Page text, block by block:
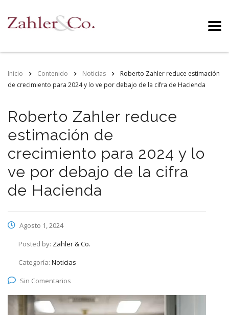
Inicio Contenido Noticias
Roberto Zahler reduce estimación
de crecimiento para 2024 y lo ve por debajo de la cifra de Hacienda
Roberto Zahler reduce
estimación de
crecimiento para 2024 y lo
ve por debajo de la cifra
de Hacienda
Agosto 1, 2024
Posted by: Zahler & Co.
Categoría: Noticias
Sin Comentarios